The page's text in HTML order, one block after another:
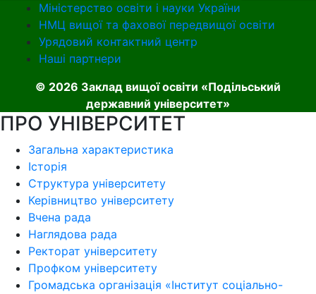
Міністерство освіти і науки України
НМЦ вищої та фахової передвищої освіти
Урядовий контактний центр
Наші партнери
© 2026 Заклад вищої освіти «Подільський
державний університет»
ПРО УНІВЕРСИТЕТ
Загальна характеристика
Історія
Структура університету
Керівництво університету
Вчена рада
Наглядова рада
Ректорат університету
Профком університету
Громадська організація «Інститут соціально-